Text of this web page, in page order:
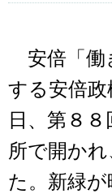
安倍「働
する安倍政
日、第８
所で開か
た。新緑